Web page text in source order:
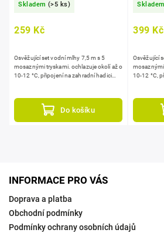
Skladem (>5 ks)
259 Kč
Do košíku
Osvěžující set vodní mlhy 7,5 m s 5
mosaznými tryskami. ochlazuje okolí až o
10-12 °C, připojení na zahradní hadici
Skladem
399 Kč
Osvěžující
10-12 °C,
INFORMACE PRO VÁS
Doprava a platba
Obchodní podmínky
Podmínky ochrany osobních údajů